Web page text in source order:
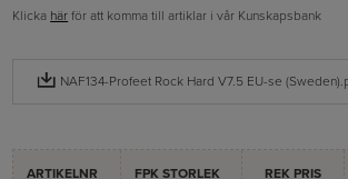
Klicka härför att komma till artiklar i vår Kunskapsbank
NAF134-Profeet Rock Hard V7.5 EU-se
ARTIKELNR FPK STORLEK REK PRIS